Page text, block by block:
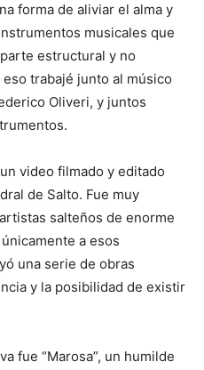
forma de aliviar el alma y
musicales que
estructural y no
trabajé junto al músico
Oliveri, y juntos
video filmado y editado
de Salto. Fue muy
salteños de enorme
a esos
una serie de obras
y la posibilidad de existir
fue “Marosa”, un humilde